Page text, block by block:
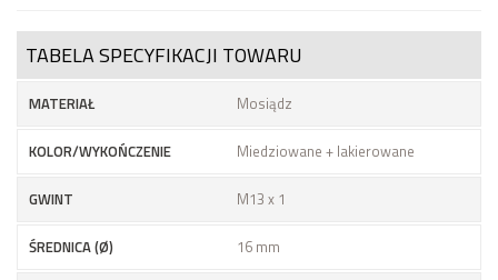
TABELA SPECYFIKACJI TOWARU
MATERIAŁ Mosiądz
KOLOR/WYKOŃCZENIE Miedziowane + lakierowane
GWINT M13 x 1
ŚREDNICA (Ø) 16 mm